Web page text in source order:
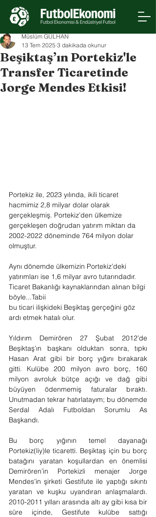
Beşiktaş’ın Portekiz'le
Transfer Ticaretinde
Jorge Mendes Etkisi!
Müslüm GÜLHAN
13 Tem 2025 3 dakikada okunur
Portekiz ile, 2023 yılında, ikili ticaret
hacmimiz 2,8 milyar dolar olarak
gerçekleşmiş. Portekiz’den ülkemize
gerçekleşen doğrudan yatırım miktarı da
2002-2022 döneminde 764 milyon dolar
olmuştur.
Aynı dönemde ülkemizin Portekiz’deki
yatırımları ise 1,6 milyar avro tutarındadır.
Ticaret Bakanlığı kaynaklarından alınan bilgi
böyle...Tabii
bu ticari ilişkideki Beşiktaş gerçeğini göz
ardı etmek hatalı olur.
Yıldırım Demirören 27 Şubat 2012’de
Beşiktaş’ın başkanı olduktan sonra, tıpkı
Hasan Arat gibi bir borç yığını bırakarak
gitti. Kulübe 200 milyon avro borç, 160
milyon avroluk bütçe açığı ve dağ gibi
büyüyen ödenmemiş faturalar bıraktı.
Unutmadan tekrar hatırlatayım; bu dönemde
Serdal Adalı Futboldan Sorumlu As
Başkandı.
Bu borç yığının temel dayanağı
Portekiz(liy)le ticaretti. Beşiktaş için bu borç
batağını yaratan koşullardan en önemlisi
Demirören’in Portekizli menajer Jorge
Mendes’in şirketi Gestifute ile yaptığı sıkıntı
yaratan ve kuşku uyandıran anlaşmalardı.
2010-2011 yılları arasında altı ay gibi kısa bir
süre içinde, Gestifute kulübe sattığı